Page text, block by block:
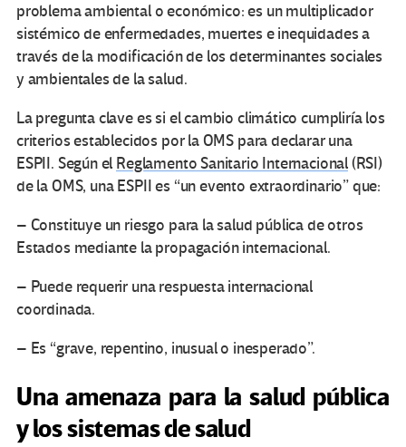
problema ambiental o económico: es un multiplicador
sistémico de enfermedades, muertes e inequidades a
través de la modificación de los determinantes sociales
y ambientales de la salud.
La pregunta clave es si el cambio climático cumpliría los
criterios establecidos por la OMS para declarar una
ESPII. Según el Reglamento Sanitario Internacional(RSI)
de la OMS, una ESPII es “un evento extraordinario” que:
– Constituye un riesgo para la salud pública de otros
Estados mediante la propagación internacional.
– Puede requerir una respuesta internacional
coordinada.
– Es “grave, repentino, inusual o inesperado”.
Una amenaza para la salud pública
y los sistemas de salud